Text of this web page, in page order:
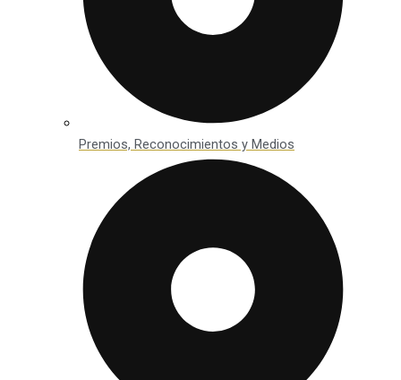
Premios, Reconocimientos y Medios